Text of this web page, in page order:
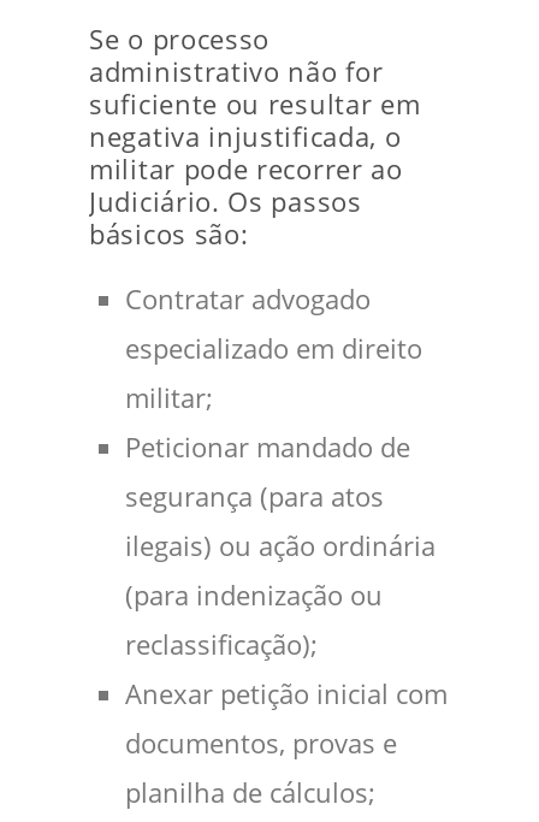
Se o processo
administrativo não for
suficiente ou resultar em
negativa injustificada, o
militar pode recorrer ao
Judiciário. Os passos
básicos são:
Contratar advogado
especializado em direito
militar;
Peticionar mandado de
segurança (para atos
ilegais) ou ação ordinária
(para indenização ou
reclassificação);
Anexar petição inicial com
documentos, provas e
planilha de cálculos;